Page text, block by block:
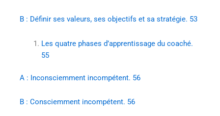
B : Définir ses valeurs, ses objectifs et sa stratégie. 53
Les quatre phases d’apprentissage du coaché.
55
A : Inconsciemment incompétent. 56
B : Consciemment incompétent. 56